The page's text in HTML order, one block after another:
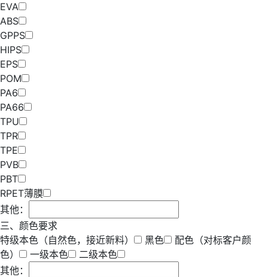
EVA
ABS
GPPS
HIPS
EPS
POM
PA6
PA66
TPU
TPR
TPE
PVB
PBT
RPET薄膜
其他：
三、颜色要求
特级本色（自然色，接近新料）
黑色
配色（对标客户颜
色）
一级本色
二级本色
其他：